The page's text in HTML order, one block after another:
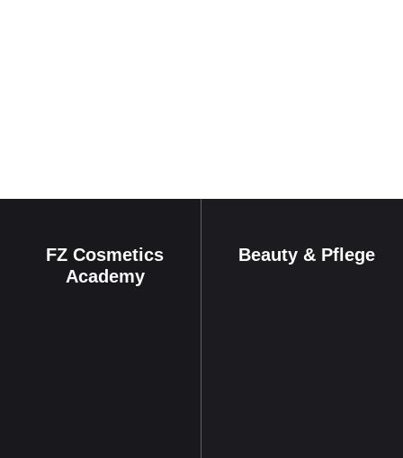
FZ Cosmetics
Academy
Beauty & Pflege